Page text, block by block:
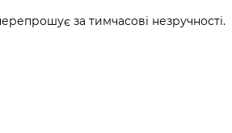
за тимчасові незручності.